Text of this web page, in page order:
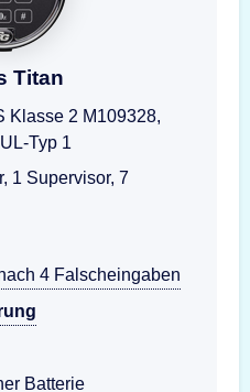
der Eingabeeinheit Titan
Titan
Klasse 2 M109328,
Typ 1
1 Supervisor, 7
4 Falscheingaben
Batterie